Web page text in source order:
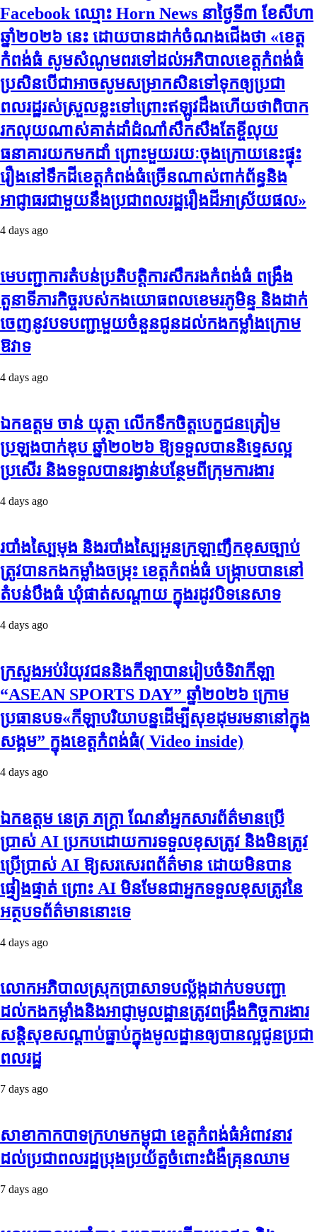
Facebook ឈ្មោះ Horn News នាថ្ងៃទី​៣ ខែសីហា
ឆ្នាំ​២០២៦ នេះ ដោយបានដាក់ចំណងជើងថា «ខេត្ត
កំពង់ធំ សូមសំណូមពរទៅដល់អភិបាលខេត្តកំពង់ធំ
ប្រសិនបើជាអាចសូមសម្រាកសិនទៅទុកឲ្យប្រជា
ពលរដ្ឋរស់ស្រួលខ្លះទៅព្រោះឥឡូវដឹងហើយថាពិបាក
រកលុយណាស់គាត់ដាំដំណាំសឹកសឹងតែខ្ចីលុយ
ធនាគារយកមកដាំ ព្រោះមួយរយៈចុងក្រោយនេះផ្ទុះ
រឿងនៅទឹកដីខេត្តកំពង់ធំច្រើនណាស់ពាក់ព័ន្ធនិង
អាជ្ញាធរជាមួយនឹងប្រជាពលរដ្ឋរឿងដីអាស្រ័យផល»
4 days ago
មេបញ្ជាការតំបន់ប្រតិបត្តិការសឹករងកំពង់ធំ ពង្រឹង
តួនាទីភារកិច្ចរបស់កងយោធពលខេមរភូមិន្ទ និងដាក់
ចេញនូវបទបញ្ជាមួយចំនួនជូនដល់កងកម្លាំងក្រោម
ឱវាទ
4 days ago
ឯកឧត្តម ចាន់ យុត្ថា លើកទឹកចិត្តបេក្ខជនត្រៀម
ប្រឡងបាក់ឌុប ឆ្នាំ២០២៦ ឱ្យទទួលបាននិទ្ទេសល្អ
ប្រសើរ និងទទួលបានរង្វាន់បន្ថែមពីក្រុមការងារ
4 days ago
របាំង​ស្បៃ​មុង​ និង​របាំង​ស្បៃ​អួន​ក្រឡា​ញឹក​ខុស​ច្បាប់​
ត្រូវ​បាន​កងកម្លាំង​ចម្រុះ​ ខេត្តកំពង់​ធំ​ បង្ក្រាប​បាន​នៅ​
តំបន់​បឹង​ធំ​ ឃុំ​ផាត់​សណ្តាយ ​ក្នុង​រដូវ​បិទ​នេសាទ
4 days ago
ក្រសួងអប់រំយុវជននិងកីឡាបានរៀបចំទិវាកីឡា
“ASEAN SPORTS DAY” ឆ្នាំ២០២៦ ក្រោម
ប្រធានបទ«កីឡាបរិយាបន្នដើម្បីសុខដុមរមនានៅក្នុង
សង្គម” ក្នុងខេត្តកំពង់ធំ( Video inside)
4 days ago
ឯកឧត្តម នេត្រ ភក្ត្រា ណែនាំអ្នកសារព័ត៌មានប្រើ
ប្រាស់ AI ប្រកបដោយការទទួលខុសត្រូវ និងមិនត្រូវ
ប្រើប្រាស់ AI ឱ្យសរសេរពព័ត៌មាន ដោយមិនបាន
ផ្ទៀងផ្ទាត់ ព្រោះ AI មិនមែនជាអ្នកទទួលខុសត្រូវនៃ
អត្ថបទព័ត៌មាននោះទេ
4 days ago
លោកអភិបាលស្រុកប្រាសាទបល្ល័ង្កដាក់បទបញ្ជា
ដល់កងកម្លាំងនិងអាជ្ញាមូលដ្ឋានត្រូវពង្រឹងកិច្ចការងារ
សន្តិសុខសណ្ដាប់ធ្នាប់ក្នុងមូលដ្ឋានឲ្យបានល្អជូនប្រជា
ពលរដ្ឋ
7 days ago
សាខាកាកបាទក្រហមកម្ពុជា ខេត្តកំពង់ធំអំពាវនាវ
ដល់ប្រជាពលរដ្ឋប្រុងប្រយ័ត្នចំពោះជំងឺគ្រុនឈាម
7 days ago